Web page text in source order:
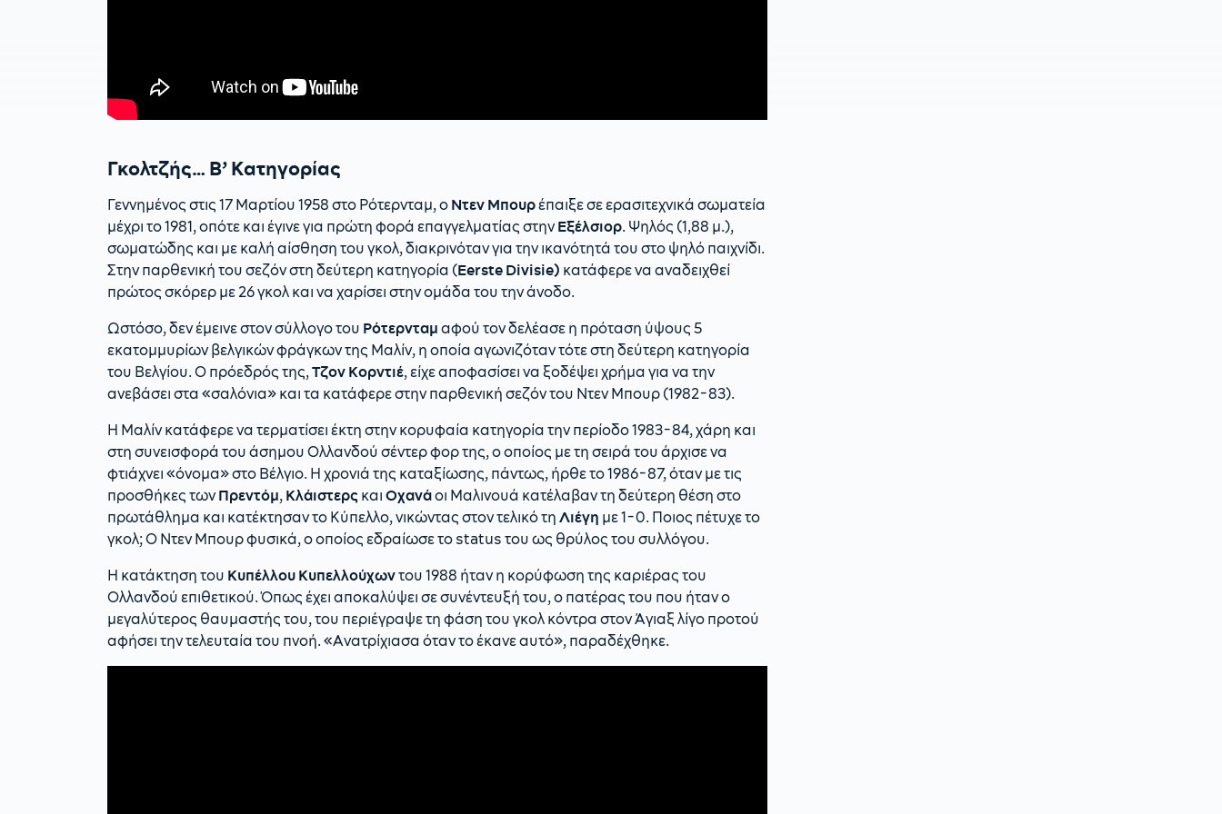
Γκολτζής… Β’ Κατηγορίας
Γεννημένος στις 17 Μαρτίου 1958 στο Ρότερνταμ, ο Ντεν Μπουρέπαιξε σε ερασιτεχνικά σωματεία
μέχρι το 1981, οπότε και έγινε για πρώτη φορά επαγγελματίας στηνΕξέλσιορ. Ψηλός (1,88 μ.),
σωματώδης και με καλή αίσθηση του γκολ, διακρινόταν για την ικανότητά του στο ψηλό παιχνίδι.
Στην παρθενική του σεζόν στη δεύτερη κατηγορία (Eerste Divisie) κατάφερε να αναδειχθεί
πρώτος σκόρερ με 26 γκολ και να χαρίσει στην ομάδα του την άνοδο.
Ωστόσο, δεν έμεινε στον σύλλογο του Ρότερνταμ αφού τον δελέασε η πρόταση ύψους 5
εκατομμυρίων βελγικών φράγκων της Μαλίν, η οποία αγωνιζόταν τότε στη δεύτερη κατηγορία
του Βελγίου. Ο πρόεδρός της, Τζον Κορντιέ, είχε αποφασίσει να ξοδέψει χρήμα για να την
ανεβάσει στα «σαλόνια» και τα κατάφερε στην παρθενική σεζόν του Ντεν Μπουρ (1982-83).
Η Μαλίν κατάφερε να τερματίσει έκτη στην κορυφαία κατηγορία την περίοδο 1983-84, χάρη και
στη συνεισφορά του άσημου Ολλανδού σέντερ φορ της, ο οποίος με τη σειρά του άρχισε να
φτιάχνει «όνομα» στο Βέλγιο. Η χρονιά της καταξίωσης, πάντως, ήρθε το 1986-87, όταν με τις
προσθήκες τωνΠρεντόμ, Κλάιστερς και Οχανάοι Μαλινουά κατέλαβαν τη δεύτερη θέση στο
πρωτάθλημα και κατέκτησαν το Κύπελλο, νικώντας στον τελικό τη Λιέγη με 1-0. Ποιος πέτυχε το
γκολ; Ο Ντεν Μπουρ φυσικά, ο οποίος εδραίωσε το status του ως θρύλος του συλλόγου.
Η κατάκτηση του Κυπέλλου Κυπελλούχωντου 1988 ήταν η κορύφωση της καριέρας του
Ολλανδού επιθετικού. Όπως έχει αποκαλύψει σε συνέντευξή του, ο πατέρας του που ήταν ο
μεγαλύτερος θαυμαστής του, του περιέγραψε τη φάση του γκολ κόντρα στον Άγιαξ λίγο προτού
αφήσει την τελευταία του πνοή. «Ανατρίχιασα όταν το έκανε αυτό», παραδέχθηκε.